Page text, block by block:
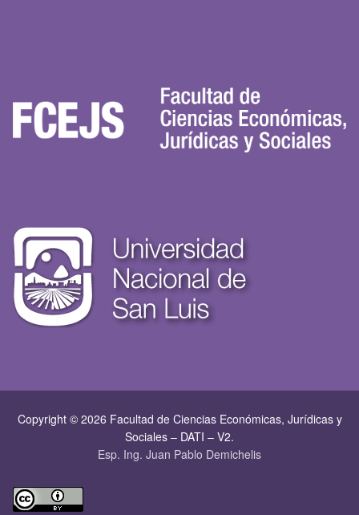
Copyright © 2026 Facultad de Ciencias Económicas, Jurí­dicas y
Sociales – DATI – V2.
Esp. Ing. Juan Pablo Demichelis